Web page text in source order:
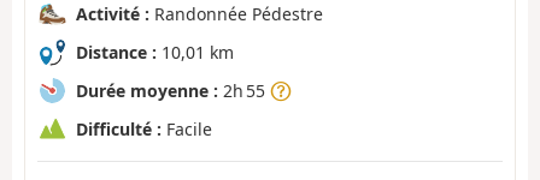
Activité : Randonnée Pédestre
Distance : 10,01 km
Durée moyenne : 2h 55
Difficulté : Facile